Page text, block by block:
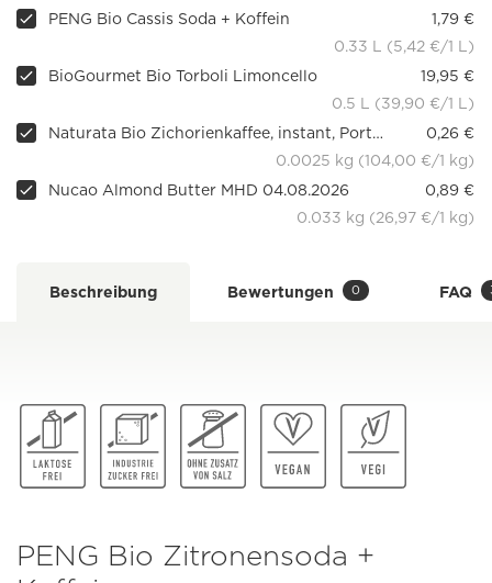
PENG Bio Cassis Soda + Koffein
1,79 €
0.33 L (5,42 €/1 L)
BioGourmet Bio Torboli Limoncello
19,95 €
0.5 L (39,90 €/1 L)
Naturata Bio Zichorienkaffee, instant, Portionsbeutel MHD 15.08.2026
0,26 €
0.0025 kg (104,00 €/1 kg)
Nucao Almond Butter MHD 04.08.2026
0,89 €
0.033 kg (26,97 €/1 kg)
Beschreibung Bewertungen 0 FAQ
PENG Bio Zitronensoda +